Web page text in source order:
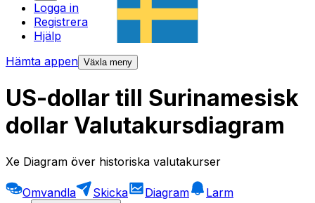
Logga in
Registrera
Hjälp
Hämta appen Växla meny
US-dollar till Surinamesisk
dollar Valutakursdiagram
Xe Diagram över historiska valutakurser
Omvandla Skicka Diagram
Larm